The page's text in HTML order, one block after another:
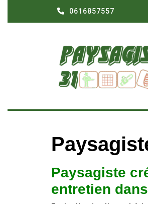
0616857557
Paysagiste
entretien